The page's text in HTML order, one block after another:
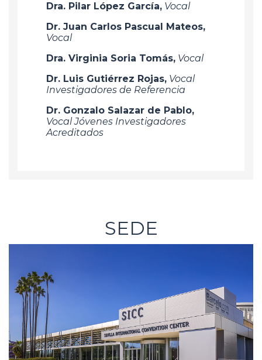
Dra. Pilar López García, Vocal
Dr. Juan Carlos Pascual Mateos,
Vocal
Dra. Virginia Soria Tomás, Vocal
Dr. Luis Gutiérrez Rojas, Vocal
Investigadores de Referencia
Dr. Gonzalo Salazar de Pablo,
Vocal Jóvenes Investigadores
Acreditados
SEDE